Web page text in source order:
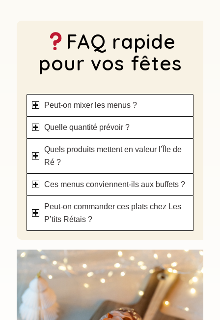
FAQ rapide
pour vos fêtes
Peut-on mixer les menus ?
Quelle quantité prévoir ?
Quels produits mettent en valeur l’Île de
Ré ?
Ces menus conviennent-ils aux buffets ?
Peut-on commander ces plats chez Les
P’tits Rétais ?